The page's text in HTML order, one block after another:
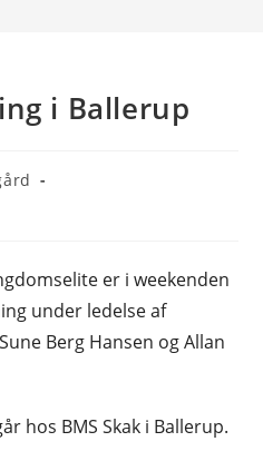
i Ballerup
er i weekenden
under ledelse af
Berg Hansen og Allan
hos BMS Skak i Ballerup.